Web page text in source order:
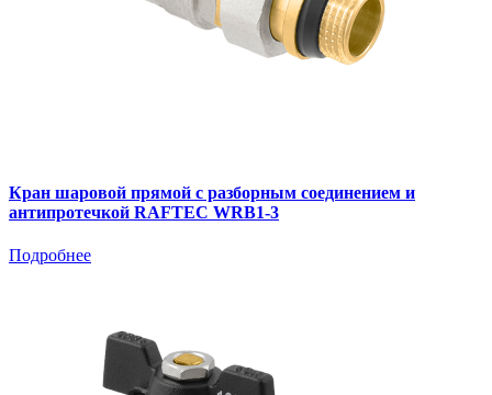
Кран шаровой прямой с разборным соединением и
антипротечкой RAFTEC WRB1-3
Подробнее